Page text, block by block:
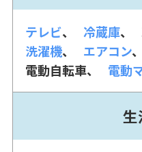
テレビ 冷蔵庫
洗濯機
エアコン
電動自転車
電動
生